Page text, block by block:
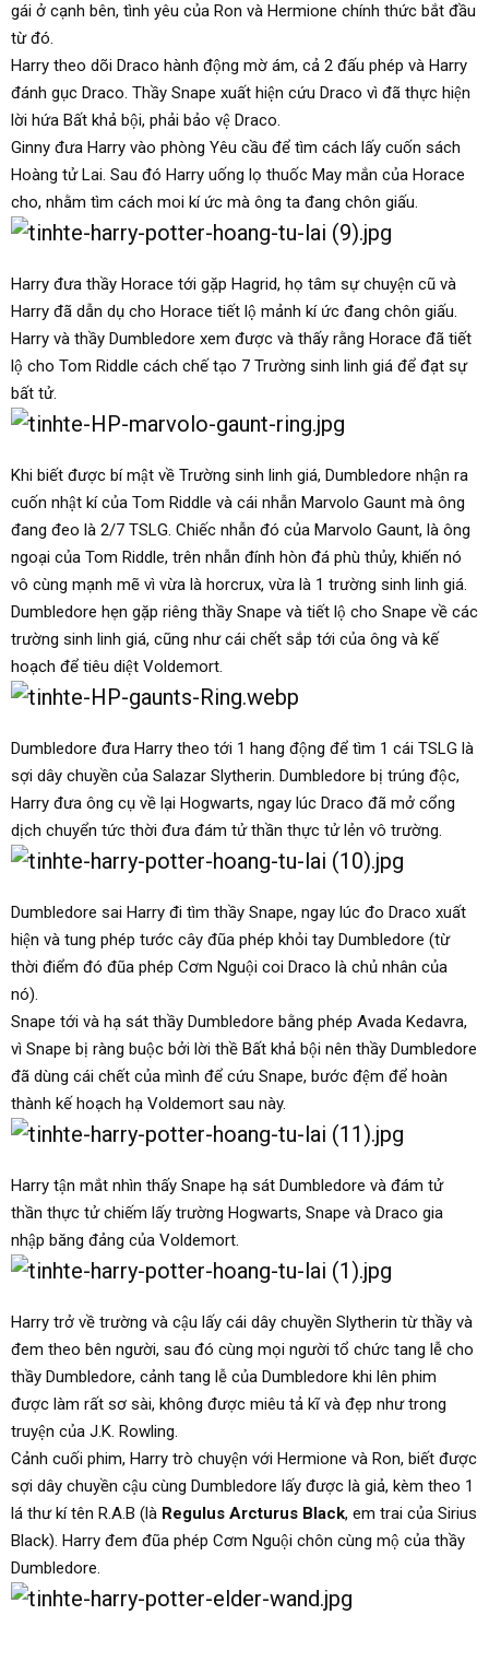
gái ở cạnh bên, tình yêu của Ron và Hermione chính thức bắt đầu
từ đó.
Harry theo dõi Draco hành động mờ ám, cả 2 đấu phép và Harry
đánh gục Draco. Thầy Snape xuất hiện cứu Draco vì đã thực hiện
lời hứa Bất khả bội, phải bảo vệ Draco.
Ginny đưa Harry vào phòng Yêu cầu để tìm cách lấy cuốn sách
Hoàng tử Lai. Sau đó Harry uống lọ thuốc May mắn của Horace
cho, nhằm tìm cách moi kí ức mà ông ta đang chôn giấu.
Harry đưa thầy Horace tới gặp Hagrid, họ tâm sự chuyện cũ và
Harry đã dẫn dụ cho Horace tiết lộ mảnh kí ức đang chôn giấu.
Harry và thầy Dumbledore xem được và thấy rằng Horace đã tiết
lộ cho Tom Riddle cách chế tạo 7 Trường sinh linh giá để đạt sự
bất tử.
Khi biết được bí mật về Trường sinh linh giá, Dumbledore nhận ra
cuốn nhật kí của Tom Riddle và cái nhẫn Marvolo Gaunt mà ông
đang đeo là 2/7 TSLG. Chiếc nhẫn đó của Marvolo Gaunt, là ông
ngoại của Tom Riddle, trên nhẫn đính hòn đá phù thủy, khiến nó
vô cùng mạnh mẽ vì vừa là horcrux, vừa là 1 trường sinh linh giá.
Dumbledore hẹn gặp riêng thầy Snape và tiết lộ cho Snape về các
trường sinh linh giá, cũng như cái chết sắp tới của ông và kế
hoạch để tiêu diệt Voldemort.
Dumbledore đưa Harry theo tới 1 hang động để tìm 1 cái TSLG là
sợi dây chuyền của Salazar Slytherin. Dumbledore bị trúng độc,
Harry đưa ông cụ về lại Hogwarts, ngay lúc Draco đã mở cổng
dịch chuyển tức thời đưa đám tử thần thực tử lẻn vô trường.
Dumbledore sai Harry đi tìm thầy Snape, ngay lúc đo Draco xuất
hiện và tung phép tước cây đũa phép khỏi tay Dumbledore (từ
thời điểm đó đũa phép Cơm Nguội coi Draco là chủ nhân của
nó).
Snape tới và hạ sát thầy Dumbledore bằng phép Avada Kedavra,
vì Snape bị ràng buộc bởi lời thề Bất khả bội nên thầy Dumbledore
đã dùng cái chết của mình để cứu Snape, bước đệm để hoàn
thành kế hoạch hạ Voldemort sau này.
Harry tận mắt nhìn thấy Snape hạ sát Dumbledore và đám tử
thần thực tử chiếm lấy trường Hogwarts, Snape và Draco gia
nhập băng đảng của Voldemort.
Harry trở về trường và cậu lấy cái dây chuyền Slytherin từ thầy và
đem theo bên người, sau đó cùng mọi người tổ chức tang lễ cho
thầy Dumbledore, cảnh tang lễ của Dumbledore khi lên phim
được làm rất sơ sài, không được miêu tả kĩ và đẹp như trong
truyện của J.K. Rowling.
Cảnh cuối phim, Harry trò chuyện với Hermione và Ron, biết được
sợi dây chuyền cậu cùng Dumbledore lấy được là giả, kèm theo 1
lá thư kí tên R.A.B (là Regulus Arcturus Black, em trai của Sirius
Black). Harry đem đũa phép Cơm Nguội chôn cùng mộ của thầy
Dumbledore.